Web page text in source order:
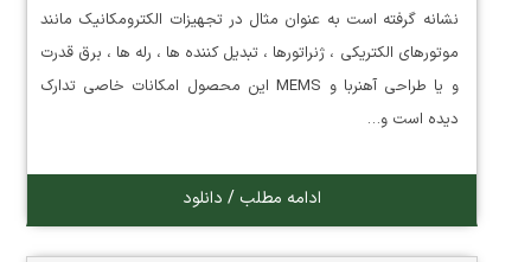
نشانه گرفته است به عنوان مثال در تجهیزات الکترومکانیک مانند
موتورهای الکتریکی ، ژنراتورها ، تبدیل کننده ها ، رله ها ، برق قدرت
و یا طراحی آهنربا و MEMS این محصول امکانات خاصی تدارک
دیده است و…
ادامه مطلب / دانلود